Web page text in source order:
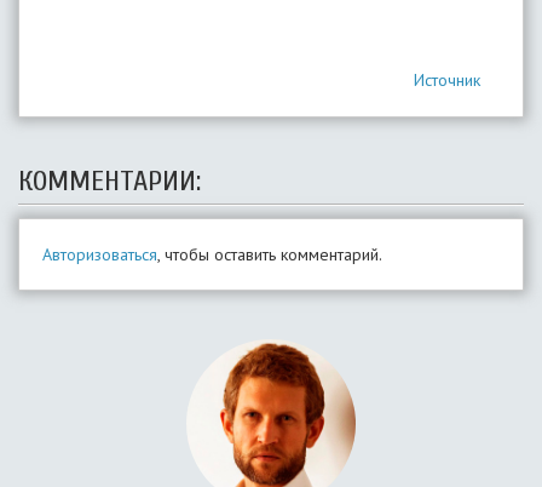
Источник
КОММЕНТАРИИ:
Авторизоваться, чтобы оставить комментарий.